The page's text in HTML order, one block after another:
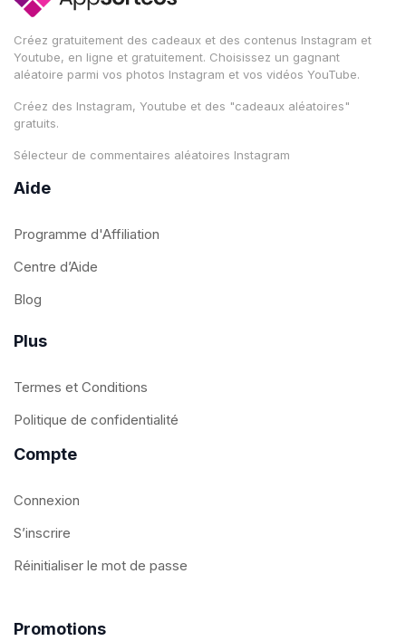
Créez gratuitement des cadeaux et des contenus Instagram et
Youtube, en ligne et gratuitement. Choisissez un gagnant
aléatoire parmi vos photos Instagram et vos vidéos YouTube.
Créez des Instagram, Youtube et des "cadeaux aléatoires"
gratuits.
Sélecteur de commentaires aléatoires Instagram
Aide
Programme d'Affiliation
Centre d’Aide
Blog
Plus
Termes et Conditions
Politique de confidentialité
Compte
Connexion
S’inscrire
Réinitialiser le mot de passe
Promotions